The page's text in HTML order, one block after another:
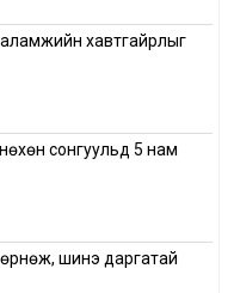
хавтгайрлыг
сонгуульд 5 нам
шинэ даргатай